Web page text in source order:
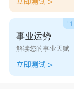
事业运势
解读您的事业天赋